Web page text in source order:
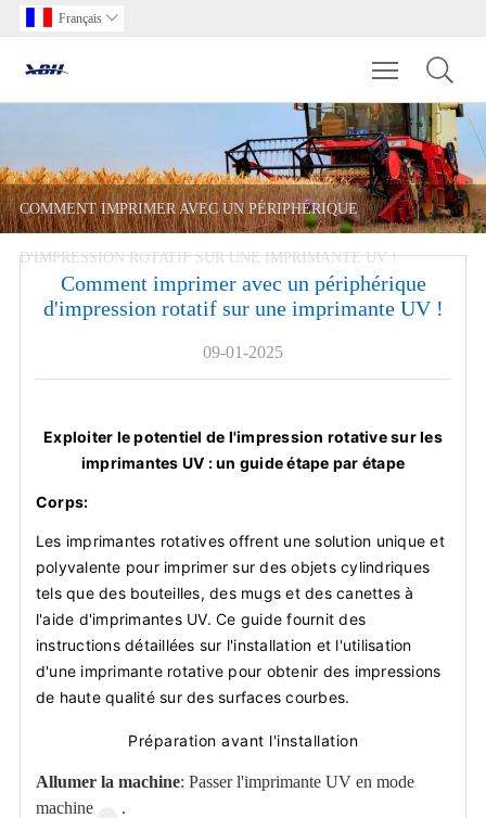
Français 
Toggle
COMMENT IMPRIMER AVEC UN PÉRIPHÉRIQUE
D'IMPRESSION ROTATIF SUR UNE IMPRIMANTE UV !
Comment imprimer avec un périphérique
d'impression rotatif sur une imprimante UV !
09-01-2025
Exploiter le potentiel de l'impression rotative sur les
imprimantes UV : un guide étape par étape
Corps:
Les imprimantes rotatives offrent une solution unique et
polyvalente pour imprimer sur des objets cylindriques
tels que des bouteilles, des mugs et des canettes à
l'aide d'imprimantes UV. Ce guide fournit des
instructions détaillées sur l'installation et l'utilisation
d'une imprimante rotative pour obtenir des impressions
de haute qualité sur des surfaces courbes.
Préparation avant l'installation
Allumer la machine: Passer l'imprimante UV en mode
machine
.